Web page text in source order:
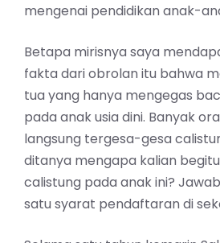
mengenai pendidikan anak-
Betapa mirisnya saya
fakta dari obrolan itu bahwa
tua yang hanya mengegas
pada anak usia dini. Banyak
langsung tergesa-gesa
ditanya mengapa kalian
calistung pada anak ini?
satu syarat pendaftaran di